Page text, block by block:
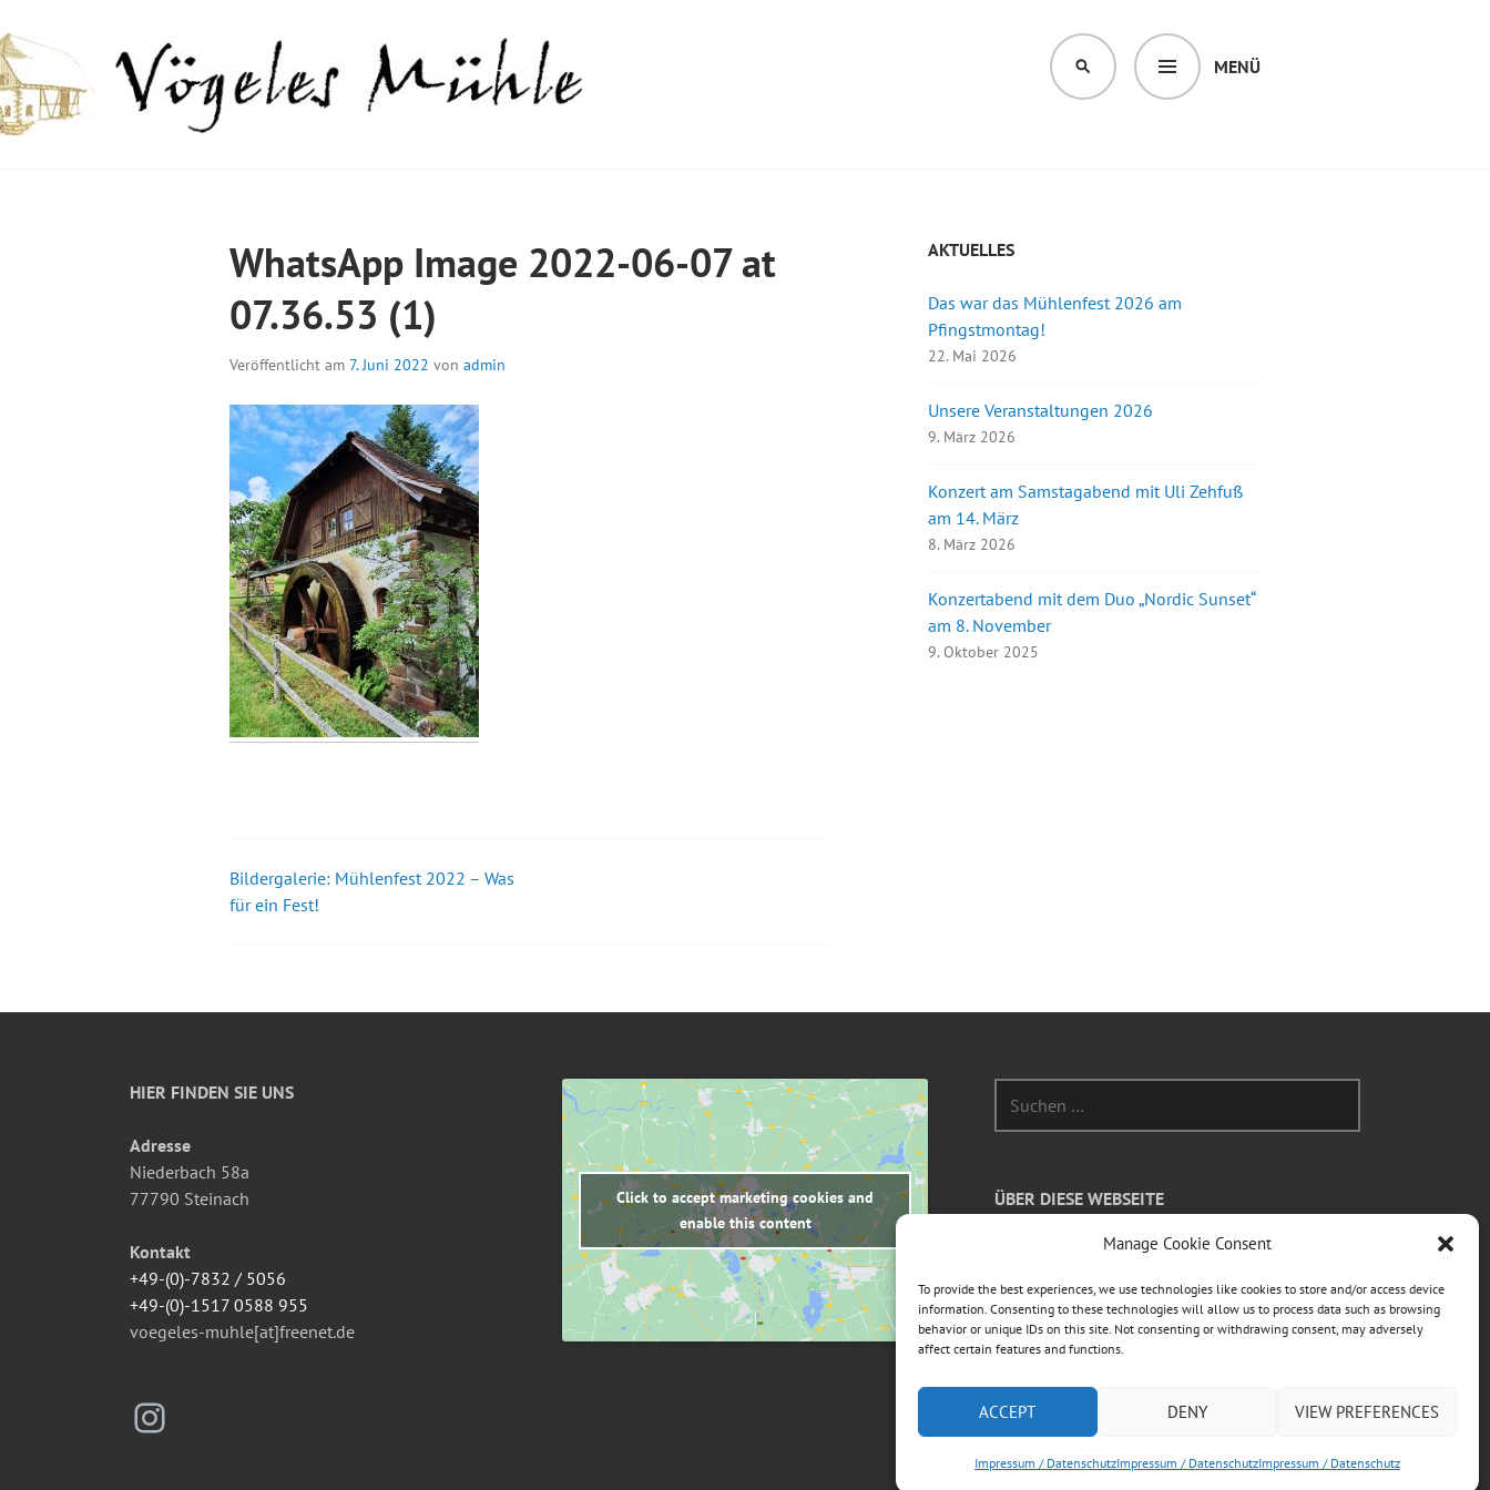
Manage Cookie Consent
To provide the best experiences, we use technologies like cookies to store and/or access device
information. Consenting to these technologies will allow us to process data such as browsing
behavior or unique IDs on this site. Not consenting or withdrawing consent, may adversely
affect certain features and functions.
ACCEPT DENY VIEW PREFERENCES
Impressum / DatenschutzImpressum / DatenschutzImpressum / Datenschutz
zum
Inhalt
MENÜ
SUCHEN
WhatsApp Image 2022-06-07 at
07.36.53 (1)
Veröffentlicht am 7. Juni 2022 von admin
Beitrags-
Bildergalerie: Mühlenfest 2022 – Was
für ein Fest!
AKTUELLES
Das war das Mühlenfest 2026 am
Pfingstmontag!
22. Mai 2026
Unsere Veranstaltungen 2026
9. März 2026
Konzert am Samstagabend mit Uli Zehfuß
am 14. März
8. März 2026
Konzertabend mit dem Duo „Nordic Sunset“
am 8. November
9. Oktober 2025
HIER FINDEN SIE UNS
Adresse
Niederbach 58a
77790 Steinach
Kontakt
+49-(0)-7832 / 5056
+49-(0)-1517 0588 955
voegeles-muhle[at]freenet.de
Instagram
Click to accept marketing cookies and
enable this content
nach:
ÜBER DIESE WEBSEITE
Dies ist die private Homepage der Vögeles
Rechtliche Informationen entnehmen Sie bitte
demImpressum